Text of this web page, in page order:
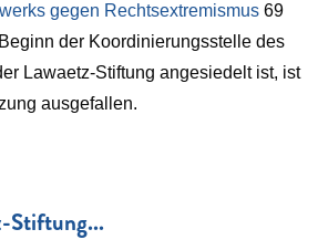
gegen Rechtsextremismus 69
der Koordinierungsstelle des
Lawaetz-Stiftung angesiedelt ist, ist
ausgefallen.
Stiftung...